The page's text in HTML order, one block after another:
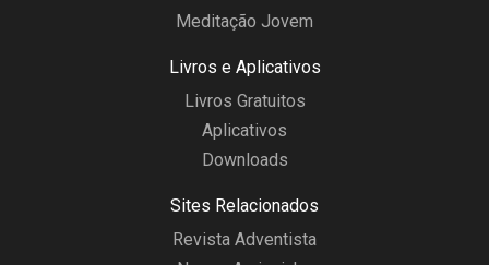
Meditação Jovem
Livros e Aplicativos
Livros Gratuitos
Aplicativos
Downloads
Sites Relacionados
Revista Adventista